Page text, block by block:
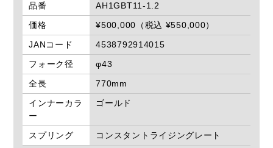
品番
AH1GBT11-1.2
価格
¥500,000（税込 ¥550,000）
JANコード
4538792914015
フォーク径
φ43
全長
770mm
インナーカラ
ー
ゴールド
スプリング コンスタントライジングレート